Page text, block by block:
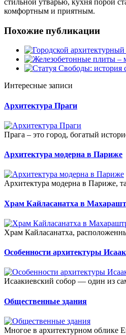
комфортным и приятным.
Похожие публикации
Интересные записи
Архитектура Праги
Прага – это город, богатый
Архитектура модерна в Париже
Архитектура модерна в Париже,
Храм Кайласанатха в
Храм Кайласанатха,
Особенности архитектуры
Исаакиевский собор — один из
Общественные здания
Многое в архитектурном облике